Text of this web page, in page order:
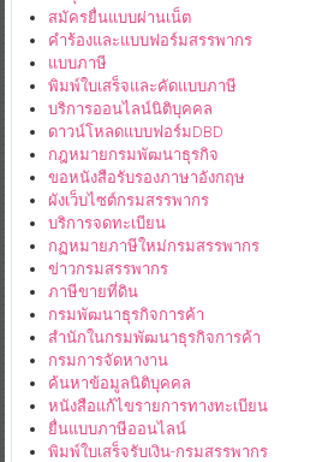
สมัครยื่นแบบผ่านเน็ต
คำร้องและแบบฟอร์มสรรพากร
แบบภาษี
พิมพ์ใบเสร็จและคัดแบบภาษี
บริการออนไลน์นิติบุคคล
ดาวน์โหลดแบบฟอร์มDBD
กฎหมายกรมพัฒนาธุรกิจ
ขอหนังสือรับรองภาษาอังกฤษ
ผังเว็บไซต์กรมสรรพากร
บริการจดทะเบียน
กฏหมายภาษีใหม่กรมสรรพากร
ข่าวกรมสรรพากร
ภาษีขายที่ดิน
กรมพัฒนาธุรกิจการค้า
สำนักในกรมพัฒนาธุรกิจการค้า
กรมการจัดหางาน
ค้นหาข้อมูลนิติบุคคล
หนังสือแก้ไขรายการทางทะเบียน
ยื่นแบบภาษีออนไลน์
พิมพ์ใบเสร็จรับเงิน-กรมสรรพากร